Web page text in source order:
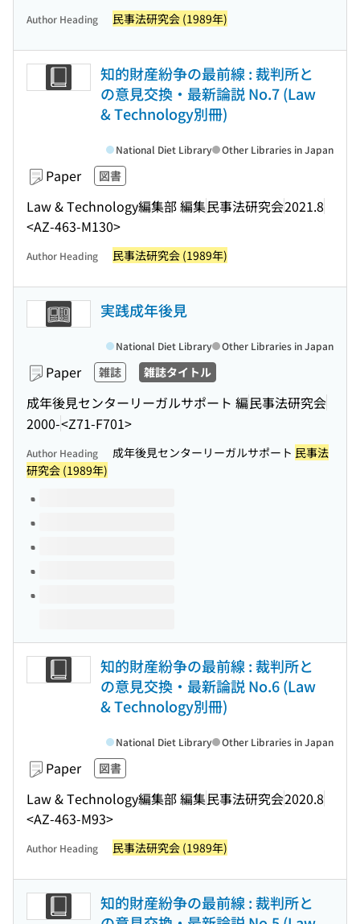
Author Heading 民事法研究会 (1989年)
知的財産紛争の最前線 : 裁判所と
の意見交換・最新論説 No.7 (Law
& Technology別冊)
Paper 図書
Law & Technology編集部 編集民事法研究会2021.8
<AZ-463-M130>
National Diet Library Other Libraries in Japan
Author Heading 民事法研究会 (1989年)
実践成年後見
Paper 雑誌 雑誌タイトル
成年後見センターリーガルサポート 編民事法研究会
2000-<Z71-F701>
National Diet Library Other Libraries in Japan
Author Heading 成年後見センターリーガルサポート 民事法
研究会 (1989年)
Volumes of this title
知的財産紛争の最前線 : 裁判所と
の意見交換・最新論説 No.6 (Law
& Technology別冊)
Paper 図書
Law & Technology編集部 編集民事法研究会2020.8
<AZ-463-M93>
National Diet Library Other Libraries in Japan
Author Heading 民事法研究会 (1989年)
知的財産紛争の最前線 : 裁判所と